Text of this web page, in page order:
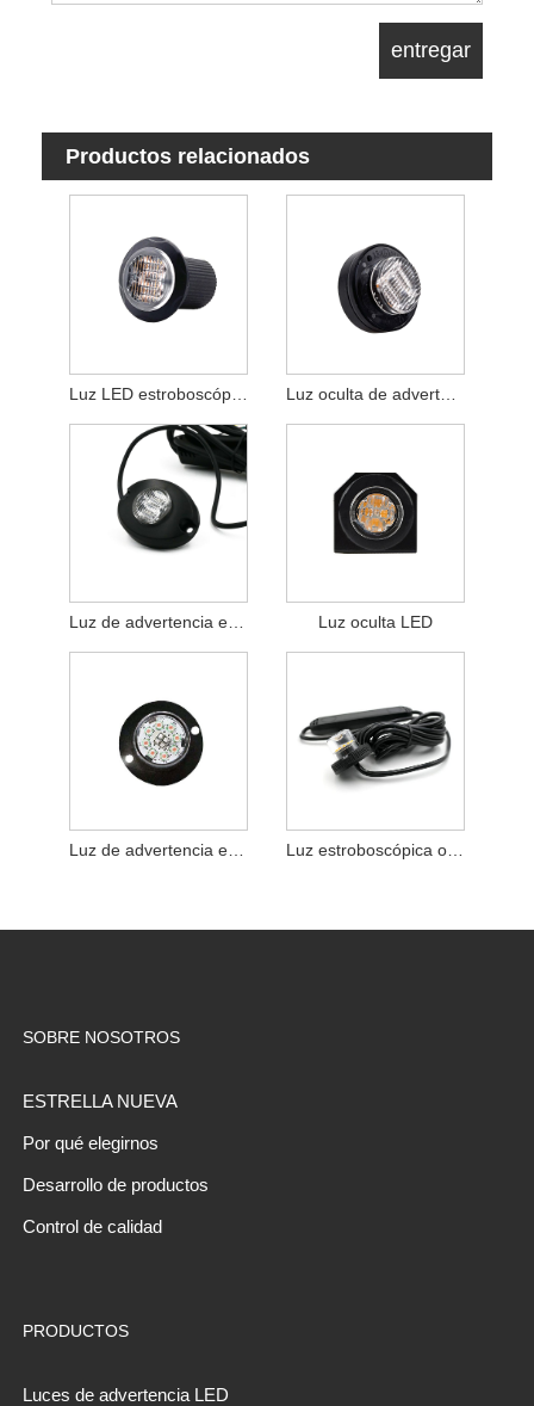
Productos relacionados
Luz oculta de advertencia LED inteligente
Luz oculta LED
Luz de advertencia estroboscópica LED oculta de 24 W Luz estroboscópica oculta LED
SOBRE NOSOTROS
ESTRELLA NUEVA
Por qué elegirnos
Desarrollo de productos
Control de calidad
PRODUCTOS
Luces de advertencia LED